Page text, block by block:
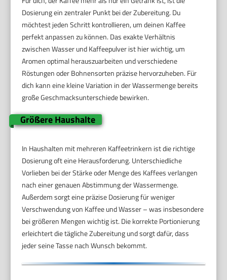
Dosierung ein zentraler Punkt bei der Zubereitung. Du
möchtest jeden Schritt kontrollieren, um deinen Kaffee
perfekt anpassen zu können. Das exakte Verhältnis
zwischen Wasser und Kaffeepulver ist hier wichtig, um
Aromen optimal herauszuarbeiten und verschiedene
Röstungen oder Bohnensorten präzise hervorzuheben. Für
dich kann eine kleine Variation in der Wassermenge bereits
große Geschmacksunterschiede bewirken.
Größere Haushalte
In Haushalten mit mehreren Kaffeetrinkern ist die richtige
Dosierung oft eine Herausforderung. Unterschiedliche
Vorlieben bei der Stärke oder Menge des Kaffees verlangen
nach einer genauen Abstimmung der Wassermenge.
Außerdem sorgt eine präzise Dosierung für weniger
Verschwendung von Kaffee und Wasser – was insbesondere
bei größeren Mengen wichtig ist. Die korrekte Portionierung
erleichtert die tägliche Zubereitung und sorgt dafür, dass
jeder seine Tasse nach Wunsch bekommt.